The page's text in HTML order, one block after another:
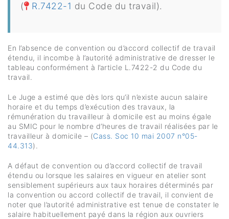
(
R.7422-1 du Code du travail).
En l’absence de convention ou d’accord collectif de travail
étendu, il incombe à l’autorité administrative de dresser le
tableau conformément à l’article L.7422-2 du Code du
travail.
Le Juge a estimé que dès lors qu’il n’existe aucun salaire
horaire et du temps d’exécution des travaux, la
rémunération du travailleur à domicile est au moins égale
au SMIC pour le nombre d’heures de travail réalisées par le
travailleur à domicile – (Cass. Soc 10 mai 2007 n°05-
44.313).
A défaut de convention ou d’accord collectif de travail
étendu ou lorsque les salaires en vigueur en atelier sont
sensiblement supérieurs aux taux horaires déterminés par
la convention ou accord collectif de travail, il convient de
noter que l’autorité administrative est tenue de constater le
salaire habituellement payé dans la région aux ouvriers